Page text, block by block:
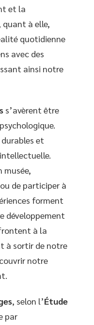
et la
à elle,
quotidienne
avec des
ainsi notre
s’avèrent être
et
musée,
de participer à
forment
développement
à la
à sortir de notre
notre
, selon l’Étude
par